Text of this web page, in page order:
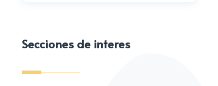
Secciones de interes